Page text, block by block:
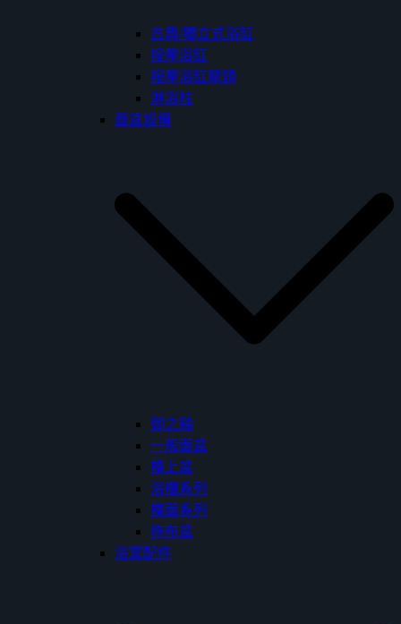
古典/獨立式浴缸
按摩浴缸
按摩浴缸龍頭
淋浴柱
面盆設備
御之釉
一般面盆
檯上盆
浴櫃系列
檯面系列
拖布盆
浴室配件